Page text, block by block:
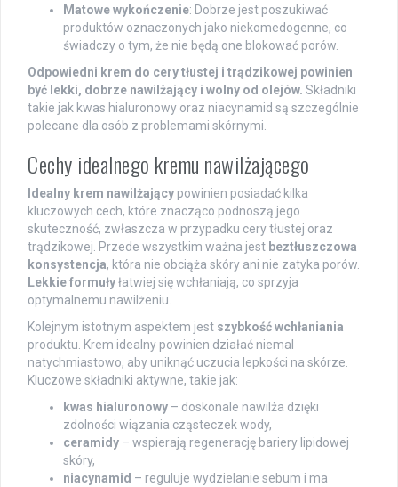
Matowe wykończenie: Dobrze jest poszukiwać
produktów oznaczonych jako niekomedogenne, co
świadczy o tym, że nie będą one blokować porów.
Odpowiedni krem do cery tłustej i trądzikowej powinien
być lekki, dobrze nawilżający i wolny od olejów. Składniki
takie jak kwas hialuronowy oraz niacynamid są szczególnie
polecane dla osób z problemami skórnymi.
Cechy idealnego kremu nawilżającego
Idealny krem nawilżający powinien posiadać kilka
kluczowych cech, które znacząco podnoszą jego
skuteczność, zwłaszcza w przypadku cery tłustej oraz
trądzikowej. Przede wszystkim ważna jest beztłuszczowa
konsystencja, która nie obciąża skóry ani nie zatyka porów.
Lekkie formułyłatwiej się wchłaniają, co sprzyja
optymalnemu nawilżeniu.
Kolejnym istotnym aspektem jest szybkość wchłaniania
produktu. Krem idealny powinien działać niemal
natychmiastowo, aby uniknąć uczucia lepkości na skórze.
Kluczowe składniki aktywne, takie jak:
kwas hialuronowy – doskonale nawilża dzięki
zdolności wiązania cząsteczek wody,
ceramidy – wspierają regenerację bariery lipidowej
skóry,
niacynamid – reguluje wydzielanie sebum i ma